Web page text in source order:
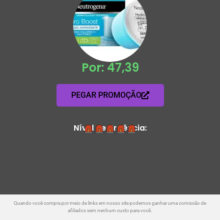
Por: 47,39
PEGAR PROMOÇÃO
Nível de Urgência:
Quando você compra por meio de links em nosso site podemos ganhar uma comissão de
afiliados sem nenhum custo para você.